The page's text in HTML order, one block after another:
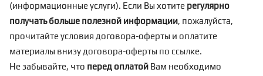
(информационные услуги). Если Вы хотите регулярно
получать больше полезной информации, пожалуйста,
прочитайте условия договора-оферты и оплатите
материалы внизу договора-оферты по ссылке.
Не забывайте, что перед оплатой Вам необходимо